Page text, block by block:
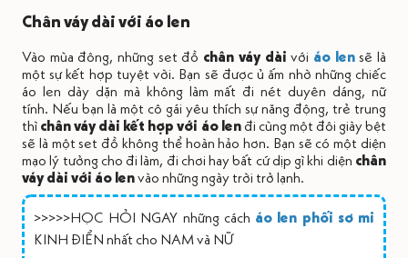
Chân váy dài với áo len
Vào mùa đông, những set đồ chân váy dàivới áo lensẽ là
một sự kết hợp tuyệt vời. Bạn sẽ được ủ ấm nhờ những chiếc
áo len dày dặn mà không làm mất đi nét duyên dáng, nữ
tính. Nếu bạn là một cô gái yêu thích sự năng động, trẻ trung
thì chân váy dài kết hợp với áo lenđi cùng một đôi giày bệt
sẽ là một set đồ không thể hoàn hảo hơn. Bạn sẽ có một diện
mạo lý tưởng cho đi làm, đi chơi hay bất cứ dịp gì khi diện chân
váy dài với áo lenvào những ngày trời trở lạnh.
>>>>>HỌC HỎI NGAY những cách áo len phối sơ mi
KINH ĐIỂN nhất cho NAM và NỮ